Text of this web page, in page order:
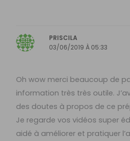
PRISCILA
03/06/2019 À 05:33
Oh wow merci beaucoup de
information très très outile.
des doutes à propos de ce
Je regarde vos vidéos super
aidé à améliorer et pratiquer